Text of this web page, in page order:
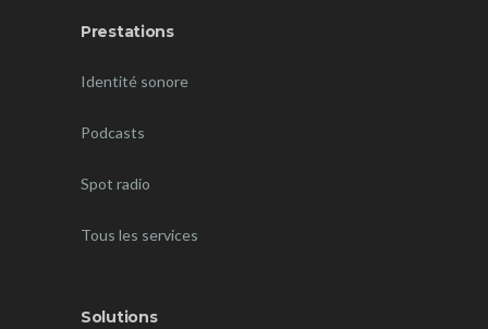
Prestations
Identité sonore
Podcasts
Spot radio
Tous les services
Solutions